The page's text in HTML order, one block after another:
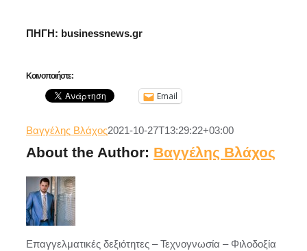
ΠΗΓΗ: businessnews.gr
Κοινοποιήστε:
Email
Βαγγέλης Βλάχος2021-10-27T13:29:22+03:00
About the Author: Βαγγέλης Βλάχος
Επαγγελματικές δεξιότητες – Τεχνογνωσία – Φιλοδοξία